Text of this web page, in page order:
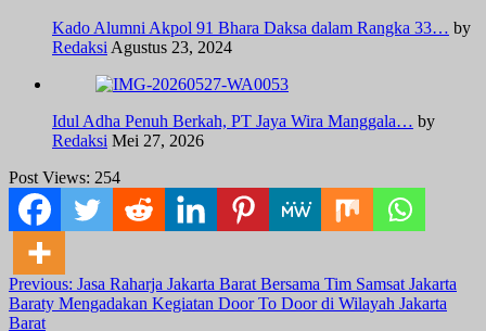
Kado Alumni Akpol 91 Bhara Daksa dalam Rangka 33… by
Redaksi Agustus 23, 2024
Idul Adha Penuh Berkah, PT Jaya Wira Manggala… by
Redaksi Mei 27, 2026
Post Views: 254
Post
navigation
Previous: Jasa Raharja Jakarta Barat Bersama Tim Samsat Jakarta
Baraty Mengadakan Kegiatan Door To Door di Wilayah Jakarta
Barat